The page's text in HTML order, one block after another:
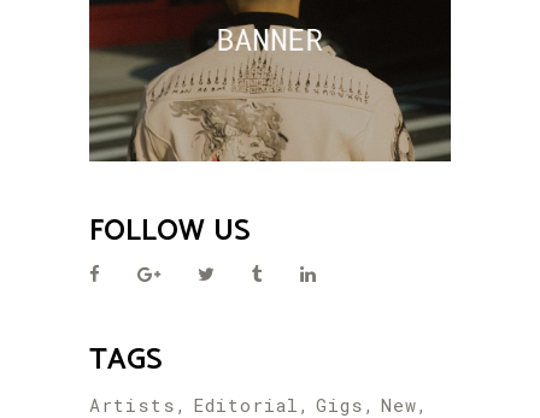
FOLLOW US
TAGS
Artists Editorial Gigs
New